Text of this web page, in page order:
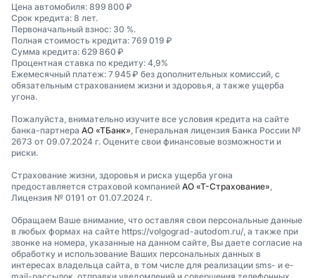
Цена автомобиля: 899 800 ₽
Срок кредита: 8 лет.
Первоначальный взнос: 30 %.
Полная стоимость кредита: 769 019 ₽
Сумма кредита: 629 860 ₽
Процентная ставка по кредиту: 4,9%
Ежемесячный платеж: 7 945 ₽ без дополнительных комиссий, с
обязательным страхованием жизни и здоровья, а также ущерба
угона.
Пожалуйста, внимательно изучите все условия кредита на сайте
банка-партнера АО «ТБанк» , Генеральная лицензия Банка России №
2673 от 09.07.2024 г. Оцените свои финансовые возможности и
риски.
Страхование жизни, здоровья и риска ущерба угона
предоставляется страховой компанией АО «Т-Страхование»
Лицензия № 0191 от 01.07.2024 г.
Обращаем Ваше внимание, что оставляя свои персональные данные
в любых формах на сайте https://volgograd-autodom.ru/, а также при
звонке на номера, указанные на данном сайте, Вы даете согласие на
обработку и использование Ваших персональных данных в
интересах владельца сайта, в том числе для реализации sms- и e-